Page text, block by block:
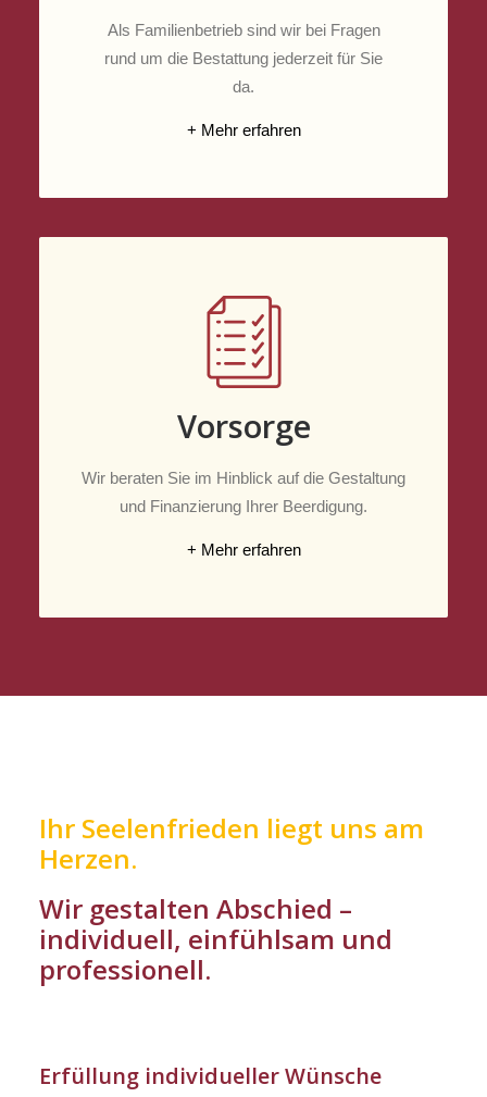
Als Familienbetrieb sind wir bei Fragen
rund um die Bestattung jederzeit für Sie
da.
+ Mehr erfahren
Vorsorge
Wir beraten Sie im Hinblick auf die Gestaltung
und Finanzierung Ihrer Beerdigung.
+ Mehr erfahren
Ihr Seelenfrieden liegt uns am
Herzen.
Wir gestalten Abschied –
individuell, einfühlsam und
professionell.
Erfüllung individueller Wünsche